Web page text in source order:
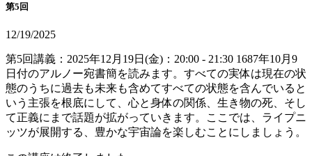
第5回
12/19/2025
第5回講義：2025年12月19日(金)：20:00 - 21:30 1687年10月9
日付のアルノー宛書簡を読みます。すべての実体は現在の状
態のうちに過去も未来も含めてすべての状態を含んでいると
いう主張を根底にして、心と身体の関係、生き物の死、そし
て正義にまで話題が拡がっていきます。ここでは、ライプニ
ッツが展開する、豊かな宇宙論を楽しむことにしましょう。